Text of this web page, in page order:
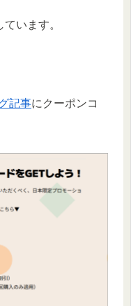
います。
記事にクーポンコ